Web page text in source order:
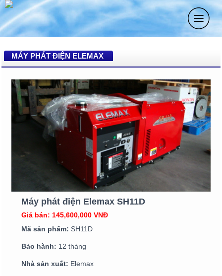
MÁY PHÁT ĐIỆN ELEMAX
Máy phát điện Elemax SH11D
Giá bán: 145,600,000 VNĐ
Mã sản phẩm: SH11D
Bảo hành: 12 tháng
Nhà sản xuất: Elemax